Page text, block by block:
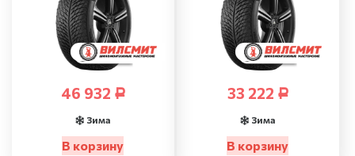
46 932 Р
Зима
В корзину
33 222 Р
Зима
В корзину